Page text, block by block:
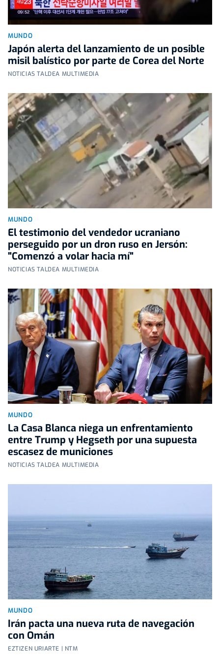
MUNDO
Japón alerta del lanzamiento de un posible
misil balístico por parte de Corea del Norte
NOTICIAS TALDEA MULTIMEDIA
MUNDO
El testimonio del vendedor ucraniano
perseguido por un dron ruso en Jersón:
"Comenzó a volar hacia mí"
NOTICIAS TALDEA MULTIMEDIA
MUNDO
La Casa Blanca niega un enfrentamiento
entre Trump y Hegseth por una supuesta
escasez de municiones
NOTICIAS TALDEA MULTIMEDIA
MUNDO
Irán pacta una nueva ruta de navegación
con Omán
EZTIZEN URIARTE | NTM